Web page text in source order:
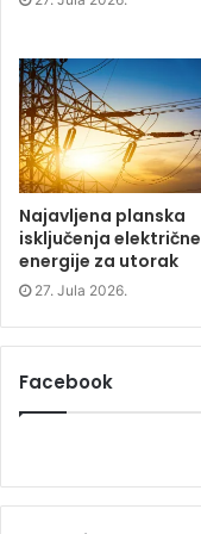
n
i
n
d
o
w
)
e
n
d
o
w
)
i
d
o
w
)
Najavljena planska
isključenja električne
energije za utorak
27. Jula 2026.
Facebook